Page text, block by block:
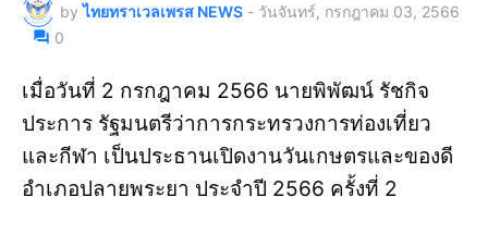
by ไทยทราเวลเพรส NEWS - วันจันทร์, กรกฎาคม 03, 2566
0
เมื่อวันที่ 2 กรกฎาคม 2566 นายพิพัฒน์ รัชกิจ
ประการ รัฐมนตรีว่าการกระทรวงการท่องเที่ยว
และกีฬา เป็นประธานเปิดงานวันเกษตรและของดี
อำเภอปลายพระยา ประจำปี 2566 ครั้งที่ 2